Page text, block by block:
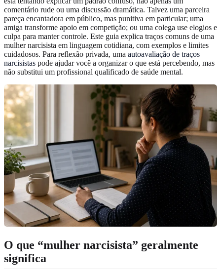
comentário rude ou uma discussão dramática. Talvez uma parceira
pareça encantadora em público, mas punitiva em particular; uma
amiga transforme apoio em competição; ou uma colega use elogios e
culpa para manter controle. Este guia explica traços comuns de uma
mulher narcisista em linguagem cotidiana, com exemplos e limites
cuidadosos. Para reflexão privada, uma autoavaliação de traços
narcisistas pode ajudar você a organizar o que está percebendo, mas
não substitui um profissional qualificado de saúde mental.
O que “mulher narcisista” geralmente
significa